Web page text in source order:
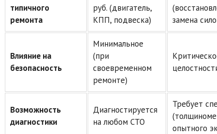
типичного
ремонта
руб. (двигатель,
КПП, подвеска)
замена
Влияние на
безопасность
Минимальное
(при
своевременном
ремонте)
Возможность
диагностики
Диагностируется
на любом СТО
Требует
опытного